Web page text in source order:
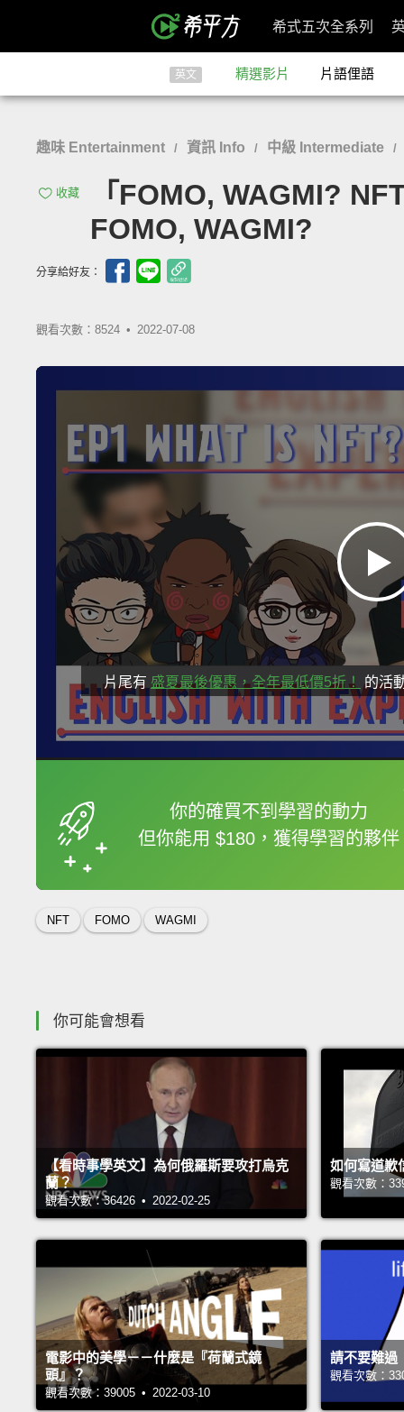
希式五次全系列
英文 精選影片 片語俚語
趣味 Entertainment / 資訊 Info / 中級 Intermediate /
收藏
「FOMO, WAGMI?
FOMO, WAGMI?
分享給好友：
觀看次數：8524 • 2022-07-08
片尾有 盛夏最後優惠，全年最低價5折！ 的活
你的確買不到學習的動力
但你能用 $180，獲得學習的夥伴
框選或點兩下字幕可
NFT FOMO WAGMI
你可能會想看
【看時事學英文】為何俄羅斯要攻打烏克
蘭？
觀看次數：36426 • 2022-02-25
如何寫道歉
觀看次數：
電影中的美學－－什麼是『荷蘭式鏡
頭』？
觀看次數：39005 • 2022-03-10
請不要難過
觀看次數：